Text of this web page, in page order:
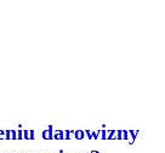
darowizny